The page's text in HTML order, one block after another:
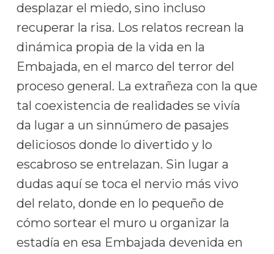
desplazar el miedo, sino incluso
recuperar la risa. Los relatos recrean la
dinámica propia de la vida en la
Embajada, en el marco del terror del
proceso general. La extrañeza con la que
tal coexistencia de realidades se vivía
da lugar a un sinnúmero de pasajes
deliciosos donde lo divertido y lo
escabroso se entrelazan. Sin lugar a
dudas aquí se toca el nervio más vivo
del relato, donde en lo pequeño de
cómo sortear el muro u organizar la
estadía en esa Embajada devenida en